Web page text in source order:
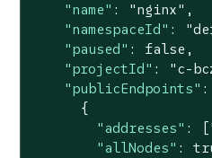
"name" : "nginx" ,
"namespaceId" :
"paused" : false,
"projectId" : "c-
"publicEndpoints"
      {
"addresses" : [
"allNodes" :